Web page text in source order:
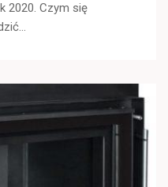
2020. Czym się